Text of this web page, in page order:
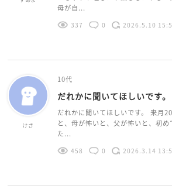
母が自...
337 0 2026.5.10
けさ
10代
だれかに聞いてほしいです。
だれかに聞いてほしいです。 来月
と、母が怖いと、父が怖いと、初
た...
458 0 2026.3.14